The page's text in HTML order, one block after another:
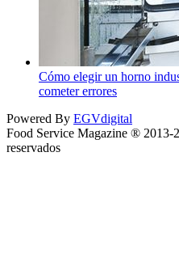
Cómo elegir un horno
cometer errores
Powered By EGVdigital
Food Service Magazine ® 2013-
reservados